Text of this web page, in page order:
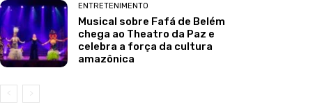
ENTRETENIMENTO
Musical sobre Fafá de Belém
chega ao Theatro da Paz e
celebra a força da cultura
amazônica